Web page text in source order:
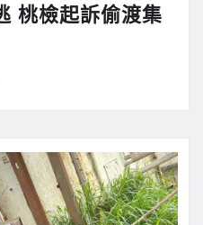
桃檢起訴偷渡集